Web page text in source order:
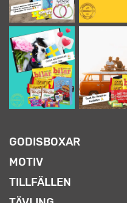
GODISBOXAR
MOTIV
TILLFÄLLEN